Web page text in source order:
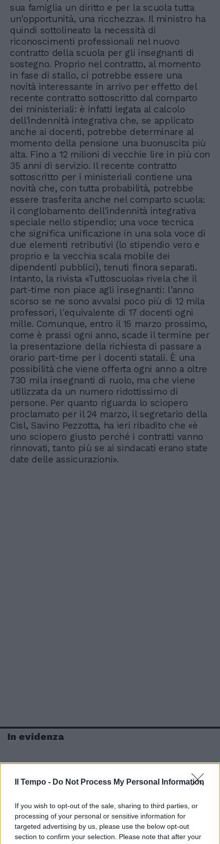
Il Tempo - Do Not Process My Personal Information
If you wish to opt-out of the sale, sharing to third parties, or
processing of your personal or sensitive information for
targeted advertising by us, please use the below opt-out
section to confirm your selection. Please note that after your
sua famiglia un diritto e per la scuola tutta
un'opportunità, una ricchezza». Il ministro ha
quindi sottolineato la necessità di
riconoscimenti professionali nel nuovo
contratto della scuola per gli insegnanti di
sostegno. Proprio nel contratto, al momento
in fase di stallo, ci potrebbe essere una
novità interessante in arrivo per effetto del
recente contratto sottoscritto dal comparto
dei ministeriali: è infatti legata al calcolo
dell'indennità integrativa che, se applicato
anche ai docenti, potrebbe determinare al
momento della pensione una buonuscita più
alta. Fino a 12 milioni di vecchie lire in più con
35 anni di servizio. Il recente contratto
sottoscritto per i ministeriali contiene una
novità che, con tutta probabilità, potrebbe
essere trasferita anche nel comparto scuola:
il conglobamento dell'indennità integrativa
speciale nello stipendio; una voce tecnica
che significa unificazione in una sola voce di
due elementi retributivi (lo stipendio vero e
proprio e la vecchia scala mobile dei
dipendenti pubblici), tenuti finora separati.
Intanto, la rivista «Tuttoscuola» rivela che il
part-time non piace agli insegnanti: l'anno
scorso se ne sono avvalsi poco più di 12 mila
professori, l'equivalente di 17 docenti ogni
mille. Comunque, entro il 15 marzo prossimo,
come è prassi ogni anno, scade il termine per
la presentazione della richiesta di passare a
orario part-time per i docenti statali. È una
possibilità che viene offerta ogni anno a oltre
730 mila insegnanti di ruolo, ma che viene
utilizzata da un numero ridottissimo di
persone. Per quanto riguarda lo sciopero
proclamato per il 24 marzo, il segretario della
Cisl, Savino Pezzotta, ha ieri ribadito che «è
uno sciopero giusto perché i contratti vanno
rinnovati, tanto più se ai sindacati erano state
date delle assicurazioni».
In evidenza